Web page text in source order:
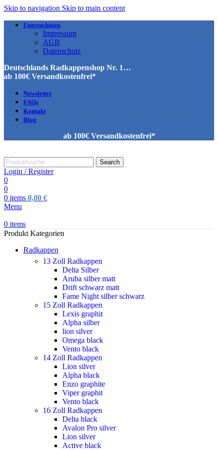
Skip to navigation Skip to main content
Unternehmen
Impressum
AGB
Datenschutz
Deutschlands Radkappenshop Nr. 1…
ab 100€ Versandkostenfrei*
Newsletter
FAQs
Kontakt
Blog
ab 100€ Versandkostenfrei*
Search
Login / Register
0
0
0 items 0,00 €
Menu
0 items
Produkt Kategorien
Radkappen
13 Zoll Radkappen
Delta Silber
Aruba silber matt
Drift schwarz matt
Fame Night silber schwarz
15 Zoll Radkappen
Lexis graphit
Alpha silber
lion silver
Omega black
Vento black
14 Zoll Radkappen
Lion silver
Alpha black
Enzo graphite
Viper graphit
Vento black
16 Zoll Radkappen
Delta black
Avalon Pro silver
Lion silver
Active black